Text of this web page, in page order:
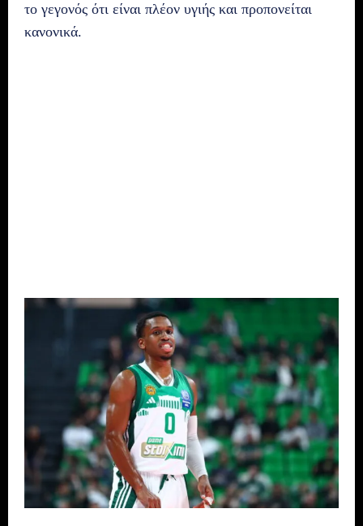
το γεγονός ότι είναι πλέον υγιής και προπονείται
κανονικά.